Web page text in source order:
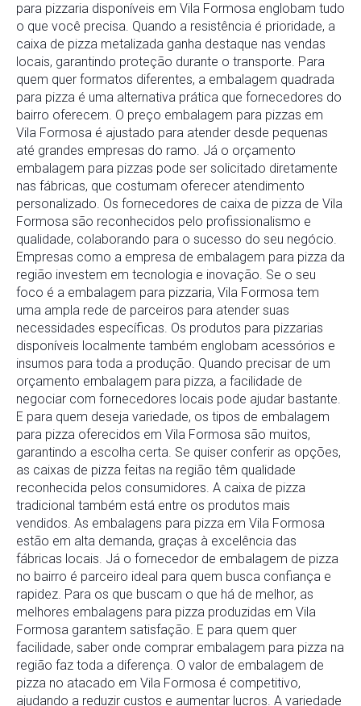
para pizzaria disponíveis em Vila Formosa englobam tudo
o que você precisa. Quando a resistência é prioridade, a
caixa de pizza metalizada ganha destaque nas vendas
locais, garantindo proteção durante o transporte. Para
quem quer formatos diferentes, a embalagem quadrada
para pizza é uma alternativa prática que fornecedores do
bairro oferecem. O preço embalagem para pizzas em
Vila Formosa é ajustado para atender desde pequenas
até grandes empresas do ramo. Já o orçamento
embalagem para pizzas pode ser solicitado diretamente
nas fábricas, que costumam oferecer atendimento
personalizado. Os fornecedores de caixa de pizza de Vila
Formosa são reconhecidos pelo profissionalismo e
qualidade, colaborando para o sucesso do seu negócio.
Empresas como a empresa de embalagem para pizza da
região investem em tecnologia e inovação. Se o seu
foco é a embalagem para pizzaria, Vila Formosa tem
uma ampla rede de parceiros para atender suas
necessidades específicas. Os produtos para pizzarias
disponíveis localmente também englobam acessórios e
insumos para toda a produção. Quando precisar de um
orçamento embalagem para pizza, a facilidade de
negociar com fornecedores locais pode ajudar bastante.
E para quem deseja variedade, os tipos de embalagem
para pizza oferecidos em Vila Formosa são muitos,
garantindo a escolha certa. Se quiser conferir as opções,
as caixas de pizza feitas na região têm qualidade
reconhecida pelos consumidores. A caixa de pizza
tradicional também está entre os produtos mais
vendidos. As embalagens para pizza em Vila Formosa
estão em alta demanda, graças à excelência das
fábricas locais. Já o fornecedor de embalagem de pizza
no bairro é parceiro ideal para quem busca confiança e
rapidez. Para os que buscam o que há de melhor, as
melhores embalagens para pizza produzidas em Vila
Formosa garantem satisfação. E para quem quer
facilidade, saber onde comprar embalagem para pizza na
região faz toda a diferença. O valor de embalagem de
pizza no atacado em Vila Formosa é competitivo,
ajudando a reduzir custos e aumentar lucros. A variedade